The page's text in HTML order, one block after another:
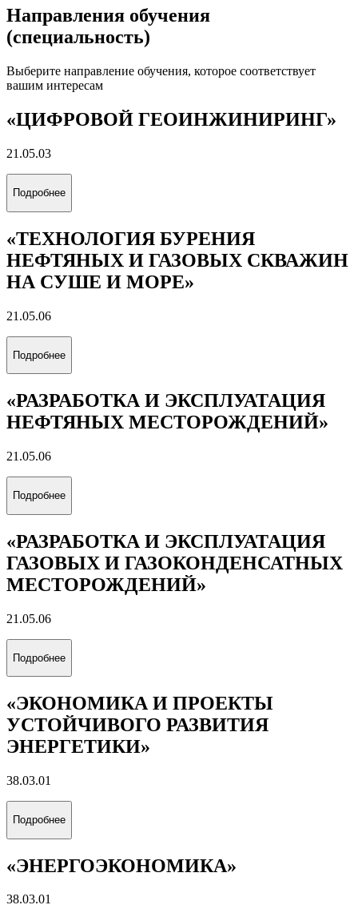
Направления обучения
(специальность)
Выберите направление обучения, которое соответствует
вашим интересам
«ЦИФРОВОЙ ГЕОИНЖИНИРИНГ»
21.05.03
Подробнее
«ТЕХНОЛОГИЯ БУРЕНИЯ
НЕФТЯНЫХ И ГАЗОВЫХ СКВАЖИН
НА СУШЕ И МОРЕ»
21.05.06
Подробнее
«РАЗРАБОТКА И ЭКСПЛУАТАЦИЯ
НЕФТЯНЫХ МЕСТОРОЖДЕНИЙ»
21.05.06
Подробнее
«РАЗРАБОТКА И ЭКСПЛУАТАЦИЯ
ГАЗОВЫХ И ГАЗОКОНДЕНСАТНЫХ
МЕСТОРОЖДЕНИЙ»
21.05.06
Подробнее
«ЭКОНОМИКА И ПРОЕКТЫ
УСТОЙЧИВОГО РАЗВИТИЯ
ЭНЕРГЕТИКИ»
38.03.01
Подробнее
«ЭНЕРГОЭКОНОМИКА»
38.03.01